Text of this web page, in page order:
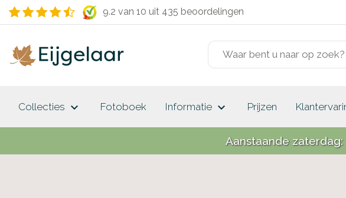
9.2 van 10 uit 435 beoordelingen
Collecties keyboard_arrow_down Fotoboek Informatie keyboard_arrow_down Prijzen
Aanstaande